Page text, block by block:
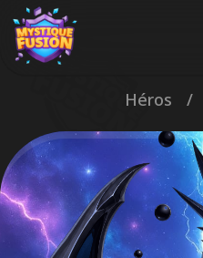
Héros /